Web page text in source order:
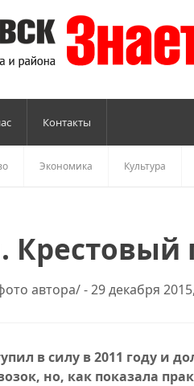
Контакты
Экономика Культура
Крестовый
автора/ - 29 декабря
в силу в 2011 году и
но, как показала